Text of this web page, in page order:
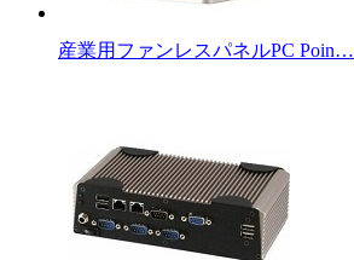
産業用ファンレスパネルPC Poin…